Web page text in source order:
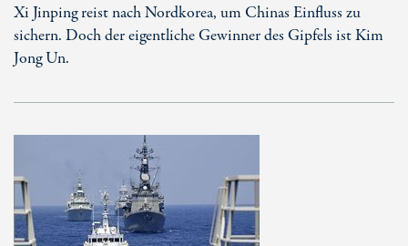
Xi Jinping reist nach Nordkorea, um Chinas Einfluss zu
sichern. Doch der eigentliche Gewinner des Gipfels ist Kim
Jong Un.